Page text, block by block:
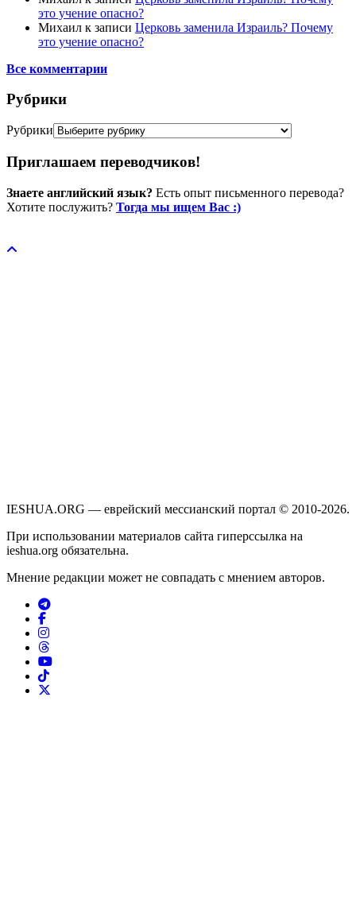
это учение опасно?
Михаил к записи Церковь заменила Израиль? Почему
это учение опасно?
Все комментарии
Рубрики
Рубрики
Приглашаем переводчиков!
Знаете английский язык? Есть опыт письменного перевода?
Хотите послужить? Тогда мы ищем Вас :)
IESHUA.ORG — еврейский мессианский портал © 2010-2026.
При использовании материалов сайта гиперссылка на
ieshua.org обязательна.
Мнение редакции может не совпадать с мнением авторов.